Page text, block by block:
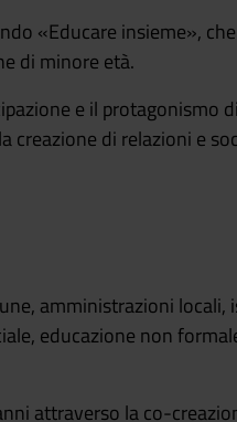
«Educare insieme»,
di minore età.
e il protagonismo
di relazioni e
amministrazioni locali,
educazione non
attraverso la co-